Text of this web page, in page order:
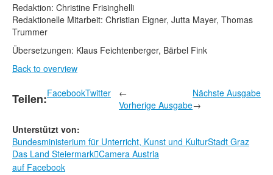
Redaktion: Christine Frisinghelli
Redaktionelle Mitarbeit: Christian Eigner, Jutta Mayer, Thomas
Trummer
Übersetzungen: Klaus Feichtenberger, Bärbel Fink
Back to overview
Teilen:FacebookTwitter
←
Vorherige Ausgabe
Nächste Ausgabe
→
Unterstützt von:
Bundesministerium für Unterricht, Kunst und KulturStadt Graz
Das Land SteiermarkCamera Austria
auf Facebook